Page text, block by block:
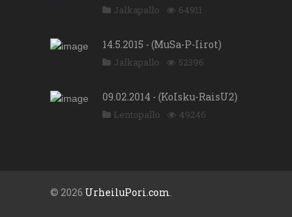
Jalkapallo 64911
14.5.2015 - (MuSa-P-Iirot)
Jalkapallo 52396
09.02.2014 - (KoIsku-RaisU2)
Lentopallo 49246
© 2026 UrheiluPori.com.